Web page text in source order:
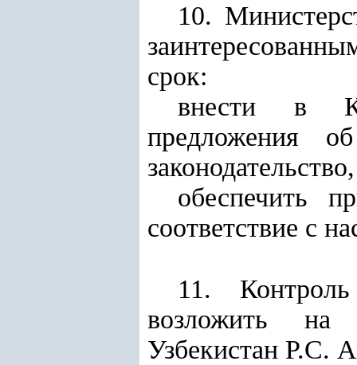
10.
срок:
внести в
предложения
обеспечить
соответствие с
11.
возложить на
Узбекистан Р.С.